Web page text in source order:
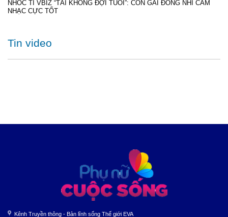
NHÓC TÌ VBIZ “TÀI KHÔNG ĐỢI TUỔI”: CON GÁI ĐÔNG NHI CẢM
NHẠC CỰC TỐT
Tin video
Kênh Truyền thông - Bản lĩnh sống Thế giới EVA